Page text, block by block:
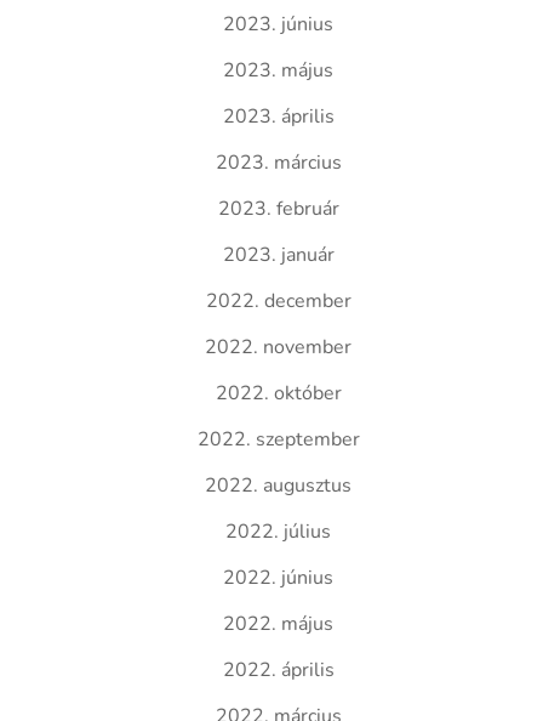
2023. június
2023. május
2023. április
2023. március
2023. február
2023. január
2022. december
2022. november
2022. október
2022. szeptember
2022. augusztus
2022. július
2022. június
2022. május
2022. április